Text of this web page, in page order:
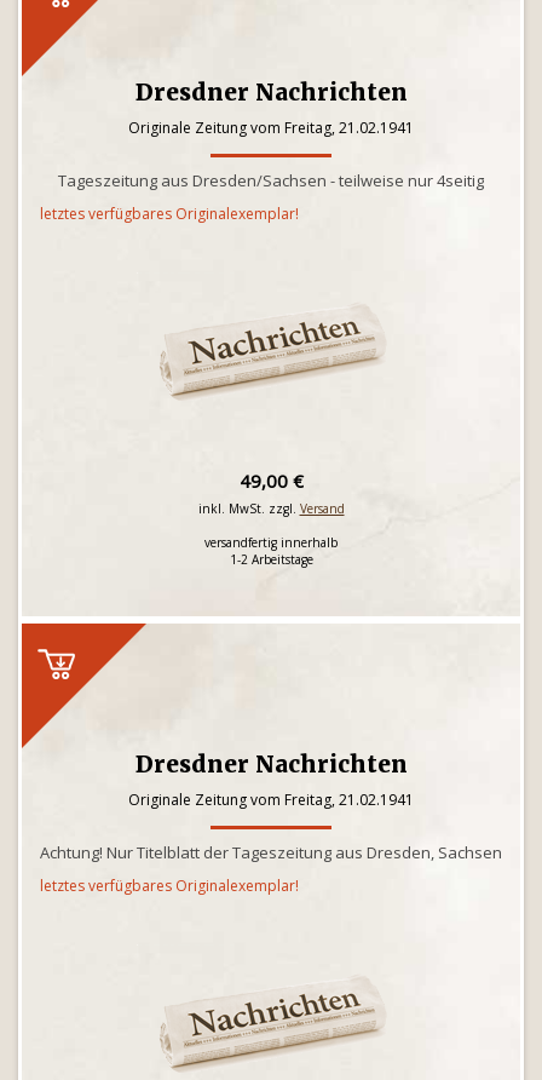
Dresdner Nachrichten
Originale Zeitung vom Freitag, 21.02.1941
Tageszeitung aus Dresden/Sachsen - teilweise nur 4seitig
letztes verfügbares Originalexemplar!
49,00 €
inkl. MwSt. zzgl. Versand
versandfertig innerhalb
1-2 Arbeitstage
Dresdner Nachrichten
Originale Zeitung vom Freitag, 21.02.1941
Achtung! Nur Titelblatt der Tageszeitung aus Dresden, Sachsen
letztes verfügbares Originalexemplar!